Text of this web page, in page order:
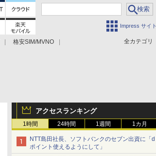
Impress サイト
全カテゴリ
格安SIM/MVNO
アクセスランキング
1時間 24時間 1週間 1カ月
NTT島田社長、ソフトバンクのセブン出資に「d
ポイント使えるようにして」